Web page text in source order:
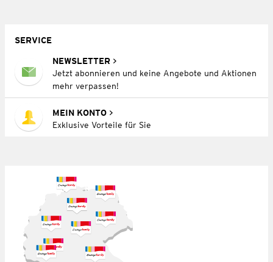
SERVICE
NEWSLETTER
Jetzt abonnieren und keine Angebote und Aktionen
mehr verpassen!
MEIN KONTO
Exklusive Vorteile für Sie